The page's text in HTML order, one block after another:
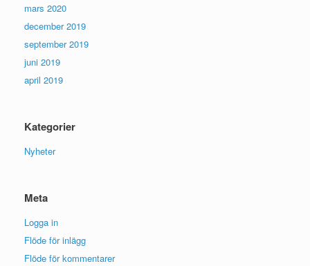
mars 2020
december 2019
september 2019
juni 2019
april 2019
Kategorier
Nyheter
Meta
Logga in
Flöde för inlägg
Flöde för kommentarer